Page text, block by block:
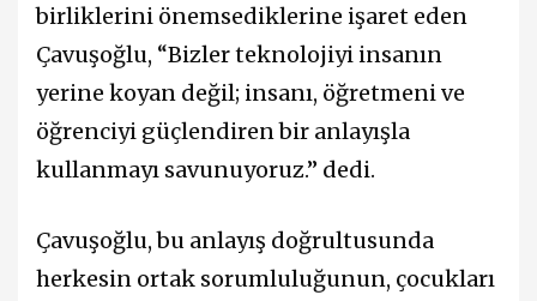
birliklerini önemsediklerine işaret eden
Çavuşoğlu, “Bizler teknolojiyi insanın
yerine koyan değil; insanı, öğretmeni ve
öğrenciyi güçlendiren bir anlayışla
kullanmayı savunuyoruz.” dedi.
Çavuşoğlu, bu anlayış doğrultusunda
herkesin ortak sorumluluğunun, çocukları